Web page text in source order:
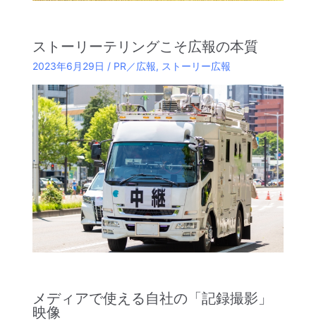
ストーリーテリングこそ広報の本質
2023年6月29日 / PR／広報, ストーリー広報
メディアで使える自社の「記録撮影」
映像